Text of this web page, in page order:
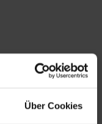
Über Cookies